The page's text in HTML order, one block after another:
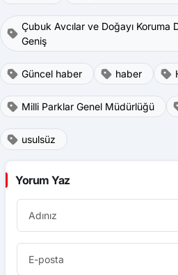
Çubuk Avcılar ve Doğayı Koruma
Geniş
Güncel haber haber
Milli Parklar Genel Müdürlüğü
usulsüz
Yorum Yaz